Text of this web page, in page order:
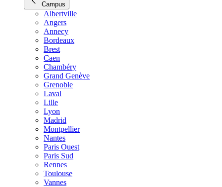
Campus
Albertville
Angers
Annecy
Bordeaux
Brest
Caen
Chambéry
Grand Genève
Grenoble
Laval
Lille
Lyon
Madrid
Montpellier
Nantes
Paris Ouest
Paris Sud
Rennes
Toulouse
Vannes